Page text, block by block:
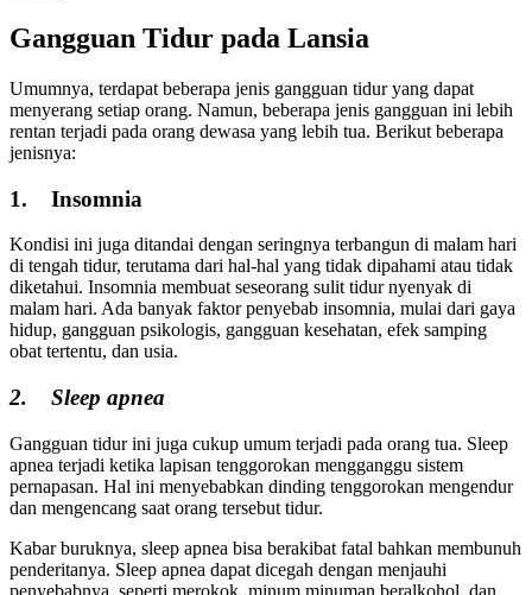
Gangguan Tidur pada Lansia
Umumnya, terdapat beberapa jenis gangguan tidur yang dapat
menyerang setiap orang. Namun, beberapa jenis gangguan ini lebih
rentan terjadi pada orang dewasa yang lebih tua. Berikut beberapa
jenisnya:
1. Insomnia
Kondisi ini juga ditandai dengan seringnya terbangun di malam hari
di tengah tidur, terutama dari hal-hal yang tidak dipahami atau tidak
diketahui. Insomnia membuat seseorang sulit tidur nyenyak di
malam hari. Ada banyak faktor penyebab insomnia, mulai dari gaya
hidup, gangguan psikologis, gangguan kesehatan, efek samping
obat tertentu, dan usia.
2. Sleep apnea
Gangguan tidur ini juga cukup umum terjadi pada orang tua. Sleep
apnea terjadi ketika lapisan tenggorokan mengganggu sistem
pernapasan. Hal ini menyebabkan dinding tenggorokan mengendur
dan mengencang saat orang tersebut tidur.
Kabar buruknya, sleep apnea bisa berakibat fatal bahkan membunuh
penderitanya. Sleep apnea dapat dicegah dengan menjauhi
penyebabnya, seperti merokok, minum minuman beralkohol, dan